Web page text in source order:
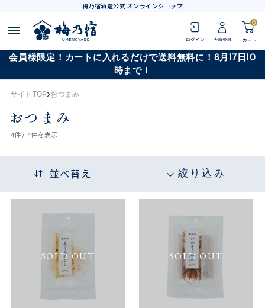
梅乃宿酒造公式 オンラインショップ
0
会員様限定！カートに入れるだけで送料無料に！8月17日10
時まで！
サイトTOP おつまみ
おつまみ
4件 / 4件を表示
並べ替え 絞り込み
SOLD OUT SOLD OUT